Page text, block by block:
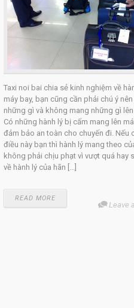
Taxi noi bai chia sẻ kinh nghiệm về
máy bay, bạn cũng cần phải chú ý
những gì và không mang những gì lên
Có những hành lý bị cấm mang lên
đảm bảo an toàn cho chuyến đi. Nếu
điều này bạn thì hành lý mang theo
không phải chịu phạt vì vượt quá hay
về hành lý của hãn [...]
READ MORE
Leave